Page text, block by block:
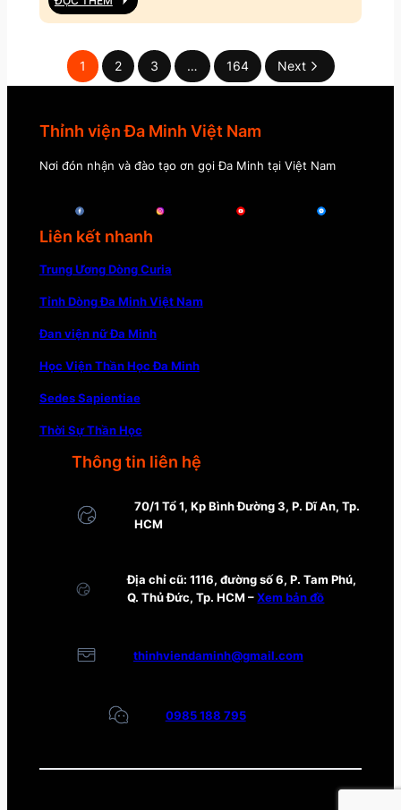
1 2 3 … 164 Next
Thỉnh viện Đa Minh Việt Nam
Nơi đón nhận và đào tạo ơn gọi Đa Minh tại Việt Nam
Liên kết nhanh
Trung Ương Dòng Curia
Tỉnh Dòng Đa Minh Việt Nam
Đan viện nữ Đa Minh
Học Viện Thần Học Đa Minh
Sedes Sapientiae
Thời Sự Thần Học
Thông tin liên hệ
70/1 Tổ 1, Kp Bình Đường 3, P. Dĩ An, Tp.
HCM
Địa chỉ cũ: 1116, đường số 6, P. Tam Phú,
Q. Thủ Đức, Tp. HCM –Xem bản đồ
thinhviendaminh@gmail.com
0985 188 795